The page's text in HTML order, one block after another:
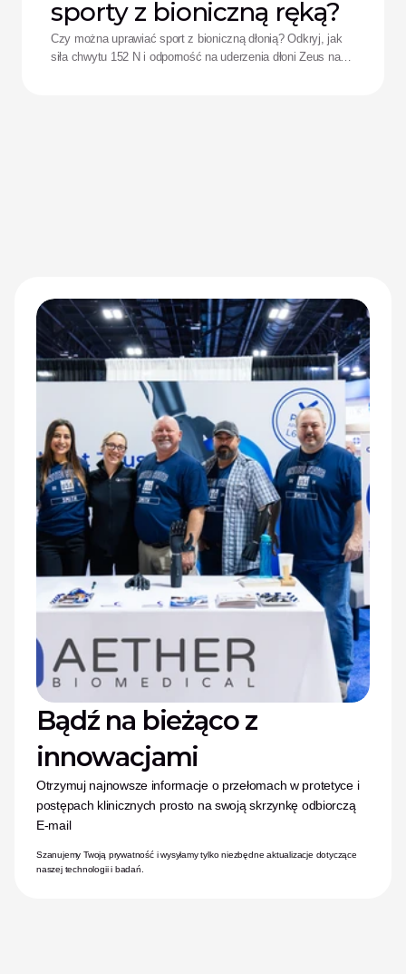
sporty z bioniczną ręką?
Czy można uprawiać sport z bioniczną dłonią? Odkryj, jak
siła chwytu 152 N i odporność na uderzenia dłoni Zeus na
Bądź na bieżąco z
innowacjami
Otrzymuj najnowsze informacje o przełomach w protetyce i
postępach klinicznych prosto na swoją skrzynkę odbiorczą
E-mail
Szanujemy Twoją prywatność i wysyłamy tylko niezbędne aktualizacje dotyczące
naszej technologii i badań.